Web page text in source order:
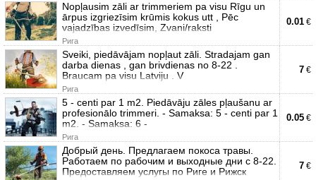
Nopļausim zāli ar trimmeriem pa visu Rīgu un
ārpus izgriezīsim krūmis kokus utt , Pēc
vajadzības izvedīsim, Zvani/raksti
Рига
0.01 €
Sveiki, piedāvājam nopļaut zāli. Stradajam gan
darba dienas , gan brivdienas no 8-22 .
Braucam pa visu Latviju . V
Рига
7 €
5 - centi par 1 m2. Piedāvāju zāles pļaušanu ar
profesionālo trimmeri. - Samaksa: 5 - centi par 1
m2. - Samaksa: 6 -
Рига
0.05 €
Добрый день. Предлагаем покоса травы.
Работаем по рабочим и выходные дни с 8-22.
Предоставляем услугы по Риге и Рижск
7 €